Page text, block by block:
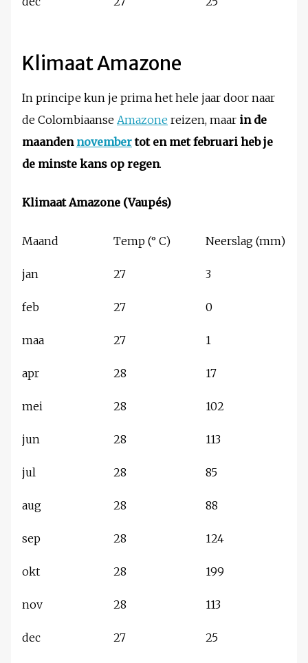
Klimaat Amazone
In principe kun je prima het hele jaar door naar
de Colombiaanse Amazone reizen, maar in de
maanden novembertot en met februari heb je
de minste kans op regen.
Klimaat Amazone (Vaupés)
Maand Temp (° C) Neerslag (mm)
jan
feb
maa
apr
mei
jun
jul
aug
sep
okt
nov
dec
27
27
27
28
28
28
28
28
28
28
28
27
3
0
1
17
102
113
85
88
124
199
113
25